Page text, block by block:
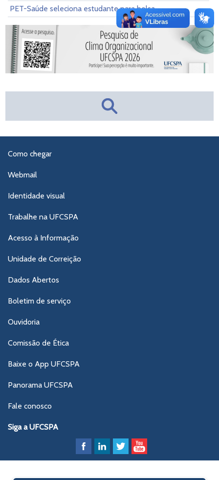
PET-Saúde seleciona estudante para bolsa
Como chegar
Webmail
Identidade visual
Trabalhe na UFCSPA
Acesso à Informação
Unidade de Correição
Dados Abertos
Boletim de serviço
Ouvidoria
Comissão de Ética
Baixe o App UFCSPA
Panorama UFCSPA
Fale conosco
Siga a UFCSPA